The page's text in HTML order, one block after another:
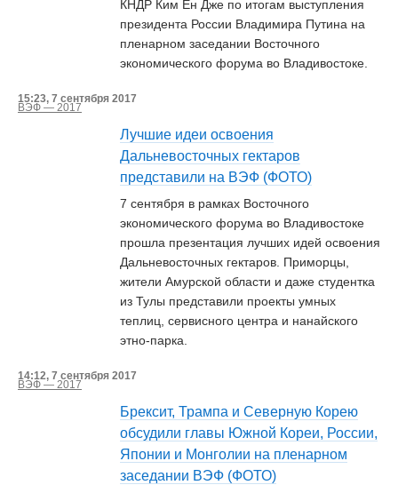
КНДР Ким Ён Дже по итогам выступления
президента России Владимира Путина на
пленарном заседании Восточного
экономического форума во Владивостоке.
15:23, 7 сентября 2017
ВЭФ — 2017
Лучшие идеи освоения
Дальневосточных гектаров
представили на ВЭФ (ФОТО)
7 сентября в рамках Восточного
экономического форума во Владивостоке
прошла презентация лучших идей освоения
Дальневосточных гектаров. Приморцы,
жители Амурской области и даже студентка
из Тулы представили проекты умных
теплиц, сервисного центра и нанайского
этно-парка.
14:12, 7 сентября 2017
ВЭФ — 2017
Брексит, Трампа и Северную Корею
обсудили главы Южной Кореи, России,
Японии и Монголии на пленарном
заседании ВЭФ (ФОТО)